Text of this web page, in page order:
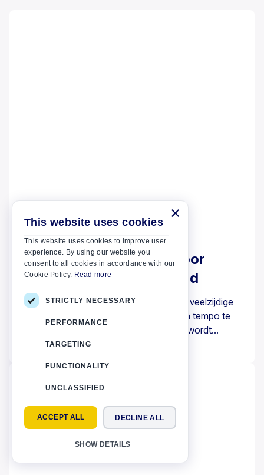
02 JANUARI 2024 Kreta
Soorten verzekeringen voor
autoverhuur in Griekenland
Haal het maximale uit je vakantie door de veelzijdige
landschappen van Griekenland in je eigen tempo te
verkennen – iets wat eenvoudig mogelijk wordt
gemaakt met een huurauto. Het is echter belangrijk om
alleen een optie is; het is verplicht voor alle huurauto’s.
×
This website uses cookies
This website uses cookies to improve user
experience. By using our website you
consent to all cookies in accordance with our
Cookie Policy. Read more
STRICTLY NECESSARY
PERFORMANCE
TARGETING
FUNCTIONALITY
UNCLASSIFIED
ACCEPT ALL DECLINE ALL
SHOW DETAILS